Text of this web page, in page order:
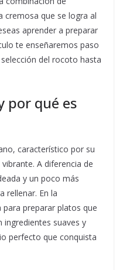
cremosa que se logra al
aprender a preparar
te enseñaremos paso
del rocoto hasta
por qué es
característico por su
A diferencia de
y un poco más
rellenar. En la
preparar platos que
ingredientes suaves y
perfecto que conquista